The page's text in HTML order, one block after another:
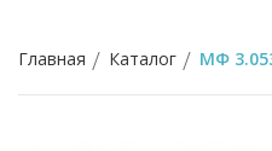
Главная Каталог МФ